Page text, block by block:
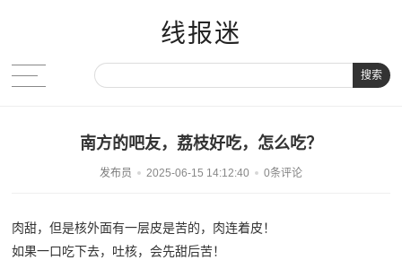
线报迷
搜索
南方的吧友，荔枝好吃，怎么吃？
发布员 2025-06-15 14:12:40 0条评论
肉甜，但是核外面有一层皮是苦的，肉连着皮！
如果一口吃下去，吐核，会先甜后苦！